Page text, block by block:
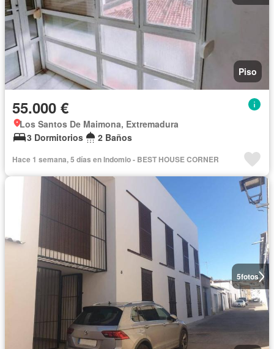
Piso
55.000 €
Los Santos De Maimona, Extremadura
3 Dormitorios
2 Baños
Hace 1 semana, 5 días en Indomio - BEST HOUSE CORNER
5fotos